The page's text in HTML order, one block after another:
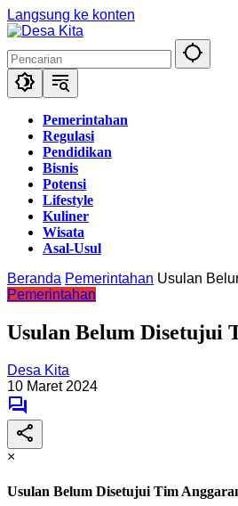
Langsung ke konten
Pemerintahan
Regulasi
Pendidikan
Bisnis
Potensi
Lifestyle
Kuliner
Wisata
Asal-Usul
Beranda Pemerintahan Usulan
Pemerintahan
Usulan Belum Disetujui
Desa Kita
10 Maret 2024
×
Usulan Belum Disetujui Tim